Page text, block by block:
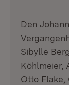
Den
Sibylle
Köhlmeier,
Otto Flake,